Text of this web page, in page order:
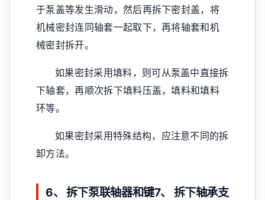
于泵盖等发生滑动，然后再拆下密封盖，将
机械密封连同轴套一起取下，再将轴套和机
械密封拆开。
如果密封采用填料，则可从泵盖中直接拆
下轴套，再顺次拆下填料压盖，填料和填料
环等。
如果密封采用特殊结构，应注意不同的拆
卸方法。
6、 拆下泵联轴器和键7、 拆下轴承支